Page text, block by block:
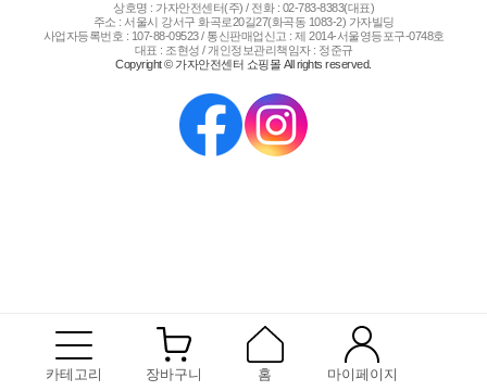
카테고리 장바구니 홈 마이페이지
상호명 : 가자안전센터(주) / 전화 : 02-783-8383(대표)
주소 : 서울시 강서구 화곡로20길27(화곡동 1083-2) 가자빌딩
사업자등록번호 : 107-88-09523 / 통신판매업신고 : 제 2014-서울영등포구-0748호
대표 : 조현성 / 개인정보관리책임자 : 정준규
Copyright © 가자안전센터 쇼핑몰 All rights reserved.